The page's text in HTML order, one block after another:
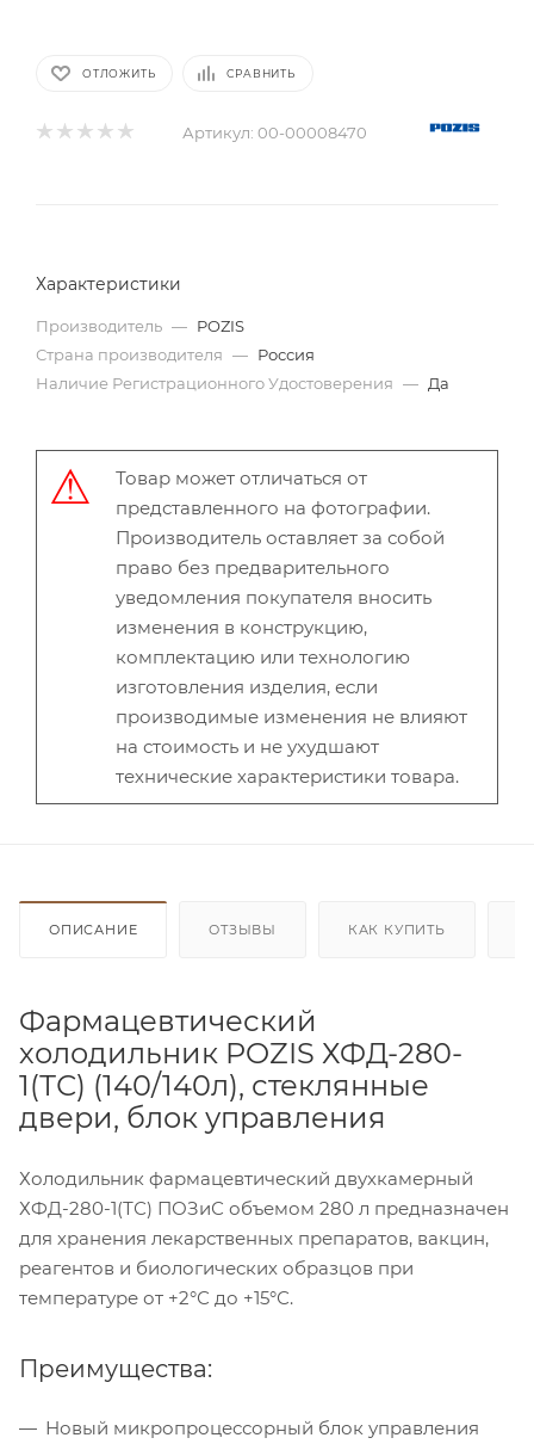
ОТЛОЖИТЬ СРАВНИТЬ
Артикул: 00-00008470
Характеристики
Производитель — POZIS
Страна производителя — Россия
Наличие Регистрационного Удостоверения — Да
Товар может отличаться от
представленного на фотографии.
Производитель оставляет за собой
право без предварительного
уведомления покупателя вносить
изменения в конструкцию,
комплектацию или технологию
изготовления изделия, если
производимые изменения не влияют
на стоимость и не ухудшают
технические характеристики товара.
ОПИСАНИЕ ОТЗЫВЫ КАК КУПИТЬ
Фармацевтический
холодильник POZIS ХФД-280-
1(ТС) (140/140л), стеклянные
двери, блок управления
Холодильник фармацевтический двухкамерный
ХФД-280-1(ТС) ПОЗиС объемом 280 л предназначен
для хранения лекарственных препаратов, вакцин,
реагентов и биологических образцов при
температуре от +2°С до +15°С.
Преимущества:
Новый микропроцессорный блок управления